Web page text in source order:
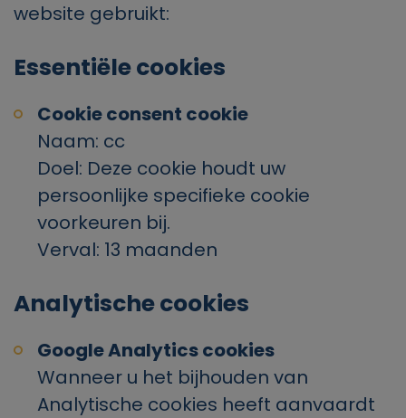
website gebruikt:
Essentiële cookies
Cookie consent cookie
Naam: cc
Doel: Deze cookie houdt uw
persoonlijke specifieke cookie
voorkeuren bij.
Verval: 13 maanden
Analytische cookies
Google Analytics cookies
Wanneer u het bijhouden van
Analytische cookies heeft aanvaardt